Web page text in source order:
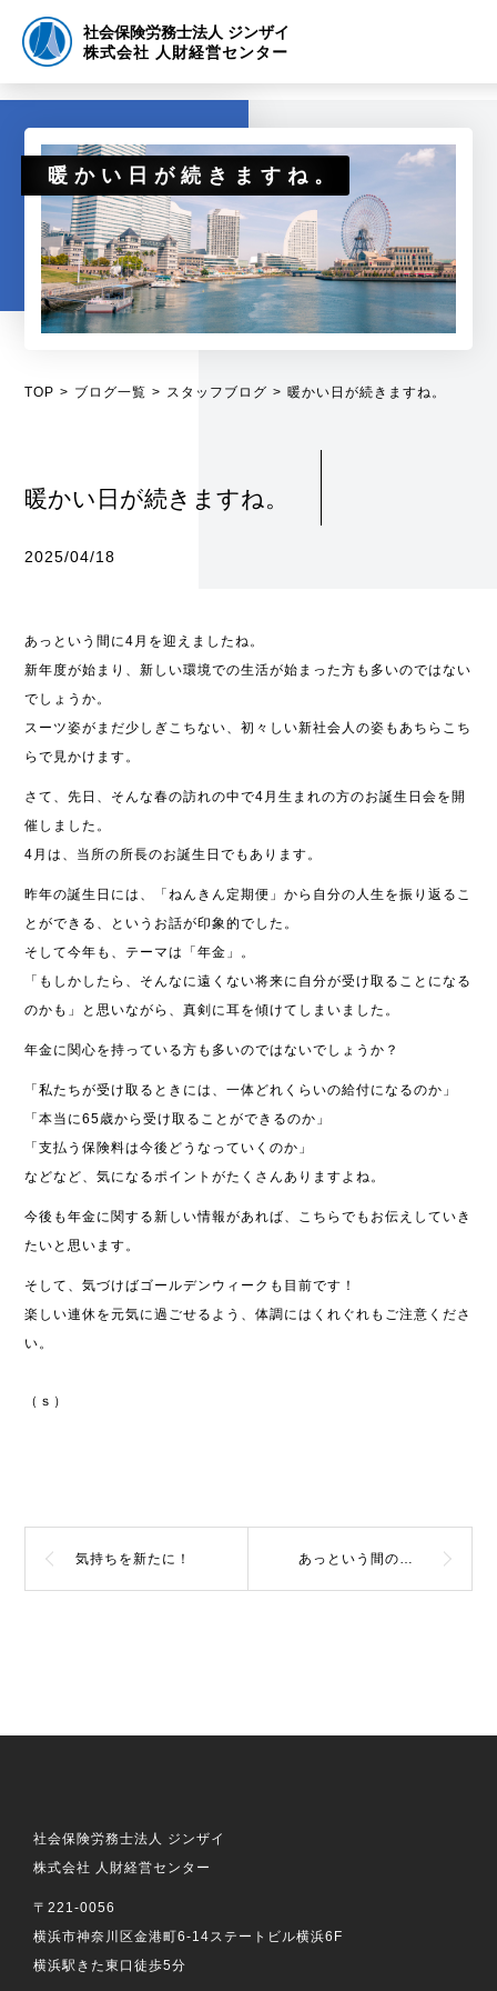
社会保険労務士法人 ジンザイ
株式会社 人財経営センター
暖かい日が続きますね。
TOP ブログ一覧 スタッフブログ 暖かい日が続きますね。
暖かい日が続きますね。
2025/04/18
あっという間に4月を迎えましたね。
新年度が始まり、新しい環境での生活が始まった方も多いのではない
でしょうか。
スーツ姿がまだ少しぎこちない、初々しい新社会人の姿もあちらこち
らで見かけます。
さて、先日、そんな春の訪れの中で4月生まれの方のお誕生日会を開
催しました。
4月は、当所の所長のお誕生日でもあります。
昨年の誕生日には、「ねんきん定期便」から自分の人生を振り返るこ
とができる、というお話が印象的でした。
そして今年も、テーマは「年金」。
「もしかしたら、そんなに遠くない将来に自分が受け取ることになる
のかも」と思いながら、真剣に耳を傾けてしまいました。
年金に関心を持っている方も多いのではないでしょうか？
「私たちが受け取るときには、一体どれくらいの給付になるのか」
「本当に65歳から受け取ることができるのか」
「支払う保険料は今後どうなっていくのか」
などなど、気になるポイントがたくさんありますよね。
今後も年金に関する新しい情報があれば、こちらでもお伝えしていき
たいと思います。
そして、気づけばゴールデンウィークも目前です！
楽しい連休を元気に過ごせるよう、体調にはくれぐれもご注意くださ
い。
（ｓ）
気持ちを新たに！ あっという間のゴールデンウイーク！
社会保険労務士法人 ジンザイ
株式会社 人財経営センター
〒221-0056
横浜市神奈川区金港町6-14ステートビル横浜6F
横浜駅きた東口徒歩5分